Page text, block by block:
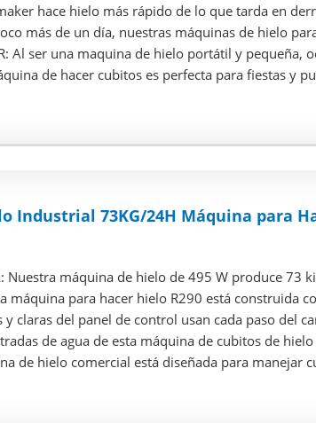
hace hielo más rápido de lo que tarda en
más de un día, nuestras máquinas de hielo
Al ser una maquina de hielo portátil y pequeña,
de hacer cubitos es perfecta para fiestas y
Industrial 73KG/24H Máquina para
Nuestra máquina de hielo de 495 W produce 73
máquina para hacer hielo R290 está construida
y claras del panel de control usan cada paso del
de agua de esta máquina de cubitos de
de hielo comercial está diseñada para manejar